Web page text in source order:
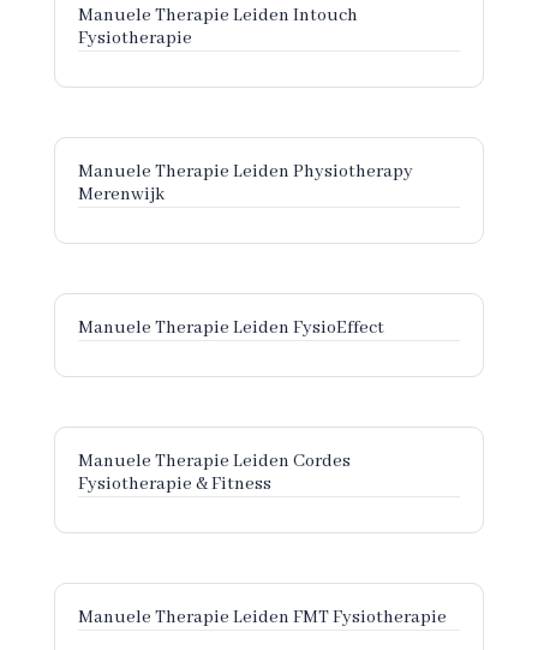
Manuele Therapie Leiden Intouch
Fysiotherapie
Manuele Therapie Leiden Physiotherapy
Merenwijk
Manuele Therapie Leiden FysioEffect
Manuele Therapie Leiden Cordes
Fysiotherapie & Fitness
Manuele Therapie Leiden FMT Fysiotherapie